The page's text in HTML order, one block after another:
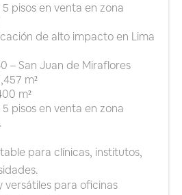
pisos en venta en zona
de alto impacto en Lima
– San Juan de Miraflores
m²
m²
pisos en venta en zona
para clínicas, institutos,
para oficinas